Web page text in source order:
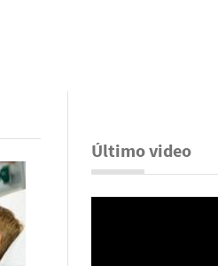
Último video